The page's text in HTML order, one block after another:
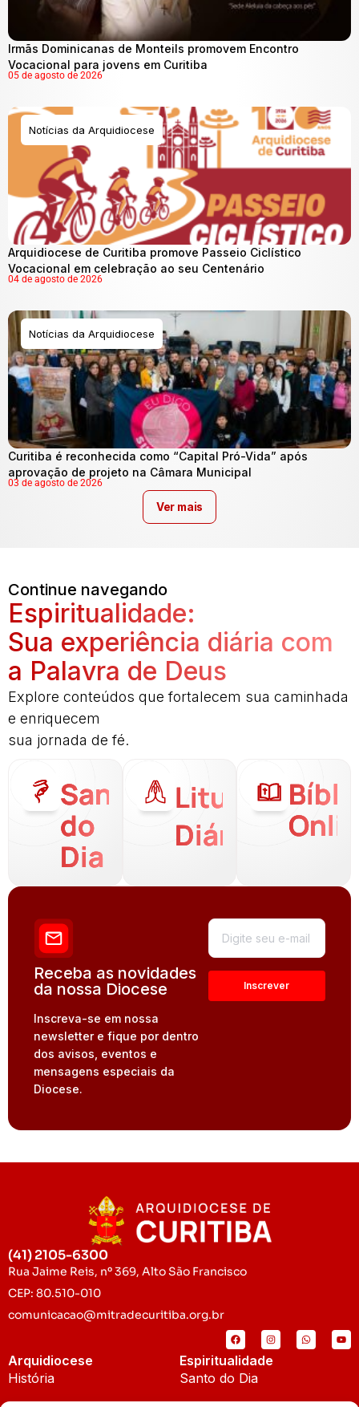
Irmãs Dominicanas de Monteils promovem Encontro
Vocacional para jovens em Curitiba
05 de agosto de 2026
Notícias da Arquidiocese
Arquidiocese de Curitiba promove Passeio Ciclístico
Vocacional em celebração ao seu Centenário
04 de agosto de 2026
Notícias da Arquidiocese
Curitiba é reconhecida como “Capital Pró-Vida” após
aprovação de projeto na Câmara Municipal
03 de agosto de 2026
Ver mais
Continue navegando
Espiritualidade:
Sua experiência diária com
a Palavra de Deus
Explore conteúdos que fortalecem sua caminhada
e enriquecem
sua jornada de fé.
Santo
do
Dia
Liturgia
Diária
Receba as novidades
da nossa Diocese
Inscreva-se em nossa
newsletter e fique por dentro
dos avisos, eventos e
mensagens especiais da
Diocese.
(41) 2105-6300
Rua Jaime Reis, nº 369, Alto São Francisco
CEP: 80.510-010
comunicacao@mitradecuritiba.org.br
Arquidiocese
História
Espiritualidade
Santo do Dia